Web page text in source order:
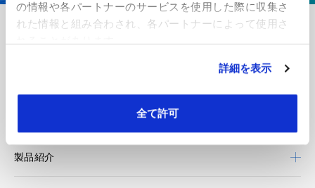
の情報や各パートナーのサービスを使用した際に収集さ
れた情報と組み合わされ、各パートナーによって使用さ
詳細を表示
全て許可
製品紹介